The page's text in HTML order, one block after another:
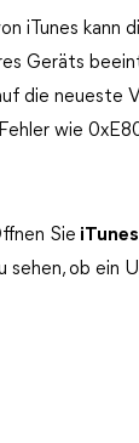
iTunes kann
Geräts
die neueste
wie
Sie iTunes
sehen, ob ein